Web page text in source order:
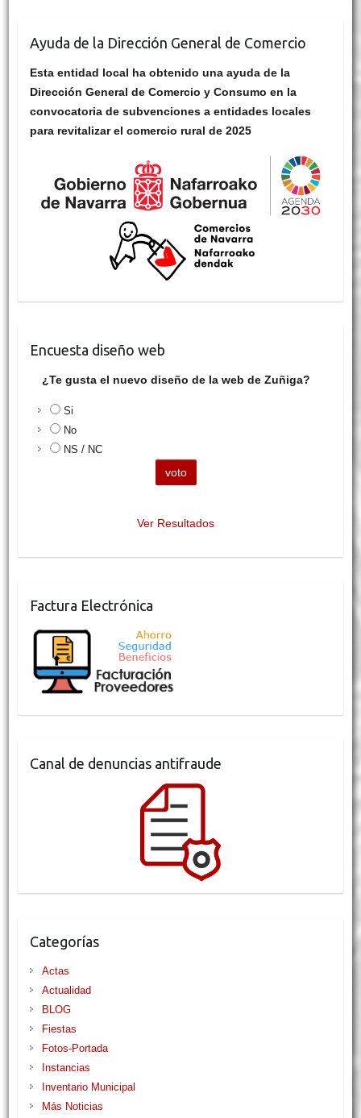
Ayuda de la Dirección General de Comercio
Esta entidad local ha obtenido una ayuda de la
Dirección General de Comercio y Consumo en la
convocatoria de subvenciones a entidades locales
para revitalizar el comercio rural de 2025
Encuesta diseño web
¿Te gusta el nuevo diseño de la web de Zuñiga?
Si
No
NS / NC
Ver Resultados
Factura Electrónica
Canal de denuncias antifraude
Categorías
Actas
Actualidad
BLOG
Fiestas
Fotos-Portada
Instancias
Inventario Municipal
Más Noticias